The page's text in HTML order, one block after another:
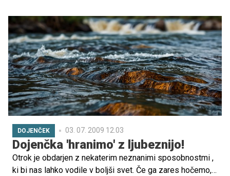
se loteva vsega mogočega.
DOJENČEK 03. 07. 2009 12.03
Dojenčka 'hranimo' z ljubeznijo!
Otrok je obdarjen z nekaterim neznanimi sposobnostmi ,
ki bi nas lahko vodile v boljši svet. Če ga zares hočemo,